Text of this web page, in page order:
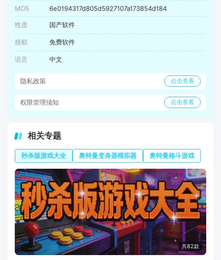
MD5 6e0194317d805d5927107a173854d184
性质 国产软件
授权 免费软件
语言 中文
隐私政策 点击查看
权限管理须知 点击查看
相关专题
秒杀版游戏大全 奥特曼变身器模拟器 奥特曼格斗游戏
共82款